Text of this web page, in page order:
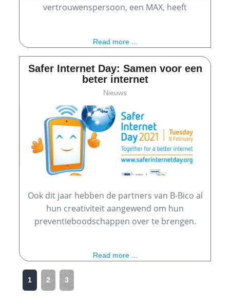
vertrouwenspersoon, een MAX, heeft
Read more ...
Safer Internet Day: Samen voor een
beter internet
Nieuws
Ook dit jaar hebben de partners van B-Bico al
hun creativiteit aangewend om hun
preventieboodschappen over te brengen.
Read more ...
1 2 3